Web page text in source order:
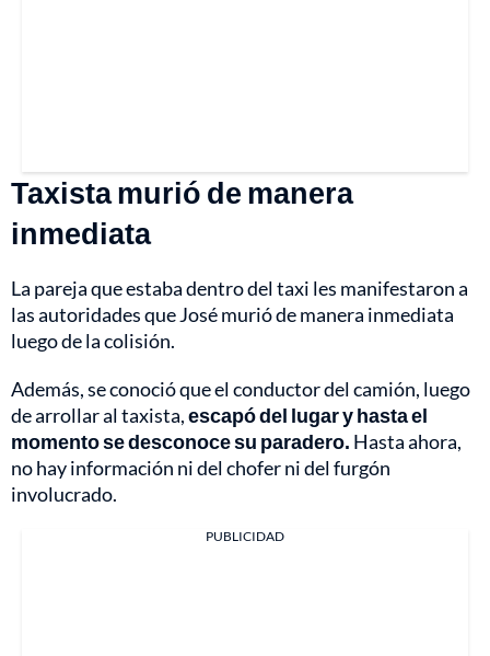
Taxista murió de manera
inmediata
La pareja que estaba dentro del taxi les manifestaron a
las autoridades que José murió de manera inmediata
luego de la colisión.
Además, se conoció que el conductor del camión, luego
de arrollar al taxista,escapó del lugar y hasta el
momento se desconoce su paradero. Hasta ahora,
no hay información ni del chofer ni del furgón
involucrado.
PUBLICIDAD